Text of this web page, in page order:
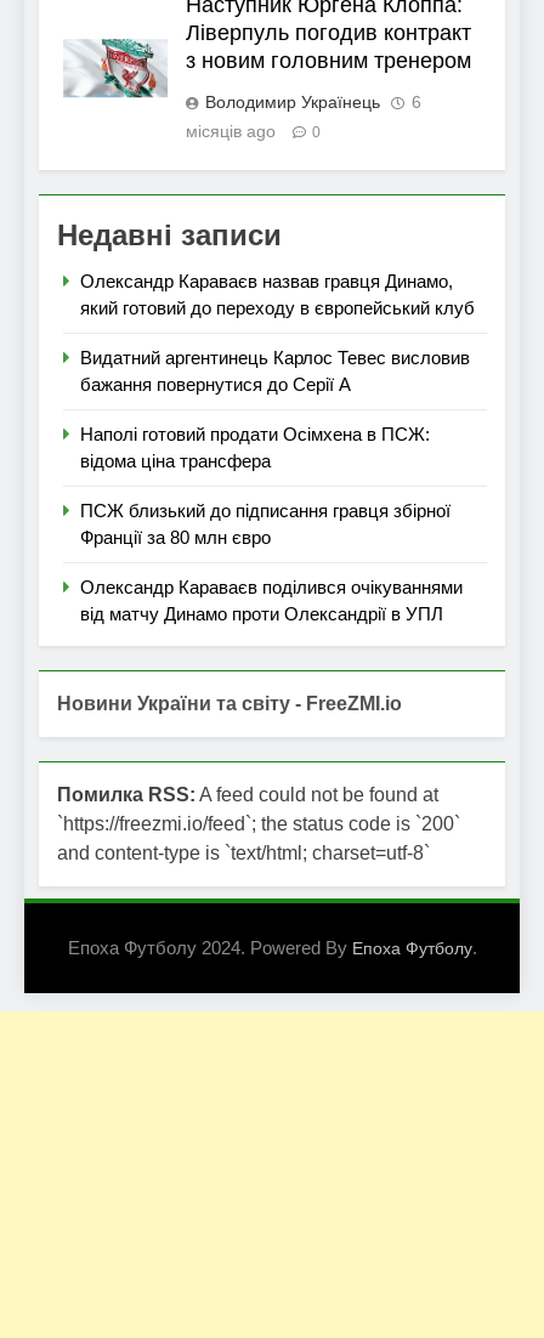
Ліверпуль погодив контракт
з новим головним тренером
Володимир Українець
6
місяців ago
0
Недавні записи
Олександр Караваєв назвав гравця Динамо,
який готовий до переходу в європейський клуб
Видатний аргентинець Карлос Тевес висловив
бажання повернутися до Серії А
Наполі готовий продати Осімхена в ПСЖ:
відома ціна трансфера
ПСЖ близький до підписання гравця збірної
Франції за 80 млн євро
Олександр Караваєв поділився очікуваннями
від матчу Динамо проти Олександрії в УПЛ
Новини України та світу - FreeZMI.io
Помилка RSS: A feed could not be found at
`https://freezmi.io/feed`; the status code is `200`
and content-type is `text/html; charset=utf-8`
Епоха Футболу 2024. Powered By Епоха Футболу.